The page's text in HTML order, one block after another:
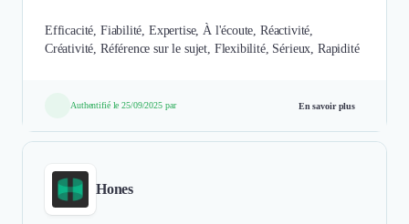
Efficacité, Fiabilité, Expertise, À l'écoute, Réactivité,
Créativité, Référence sur le sujet, Flexibilité, Sérieux, Rapidité
Authentifié le 25/09/2025 par En savoir plus
Hones